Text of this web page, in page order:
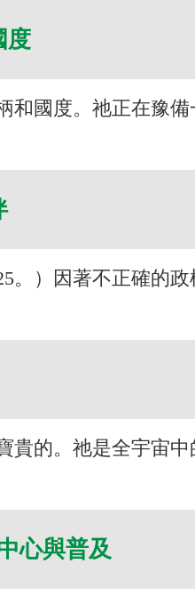
度
國度。祂正在豫
）因著不正確的政
貴的。祂是全宇宙
中心與普及